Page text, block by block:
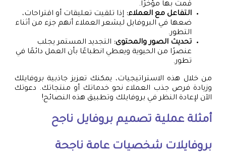
قمت بها مؤخرًا.
التفاعل مع العملاء: إذا تلقيت تعليقات أو اقتراحات،
ضعها في البروفايل ليشعر العملاء أنهم جزء من أثناء
التطور.
تحديث الصور والمحتوى: التجديد المستمر يجلب
عنصرًا من الحيوية ويعطي انطباعًا بأن العمل دائمًا في
تطور.
من خلال هذه الاستراتيجيات، يمكنك تعزيز جاذبية بروفايلك
وزيادة فرص جذب العملاء نحو خدماتك أو منتجاتك. دعوتك
الآن لإعادة النظر في بروفايلك وتطبيق هذه النصائح!
أمثلة عملية تصميم بروفايل ناجح
بروفايلات شخصيات عامة ناجحة